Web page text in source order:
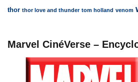
thor thor love and thunder tom holland venom
Marvel CinéVerse –